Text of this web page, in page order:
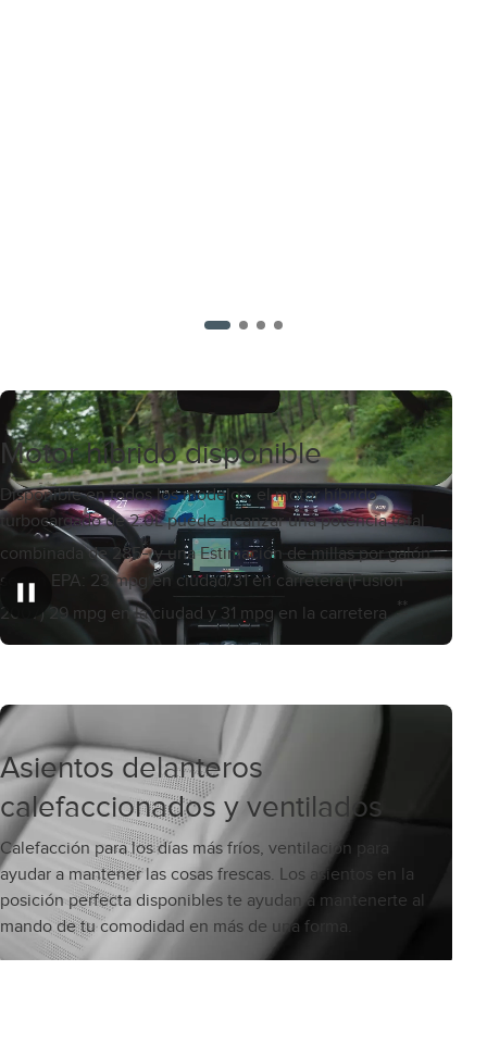
Motor híbrido disponible
Disponible en todos los modelos, el motor híbrido
turbocargado de 2.0L puede alcanzar una potencia total
combinada de 285*y una Estimación de millas por galón
según EPA: 23 mpg en ciudad/31 en carretera (Fusion
2007) 29 mpg en la ciudad y 31 mpg en la carretera.**
Asientos delanteros
calefaccionados y ventilados
Calefacción para los días más fríos, ventilación para
ayudar a mantener las cosas frescas. Los asientos en la
posición perfecta disponibles te ayudan a mantenerte al
mando de tu comodidad en más de una forma.